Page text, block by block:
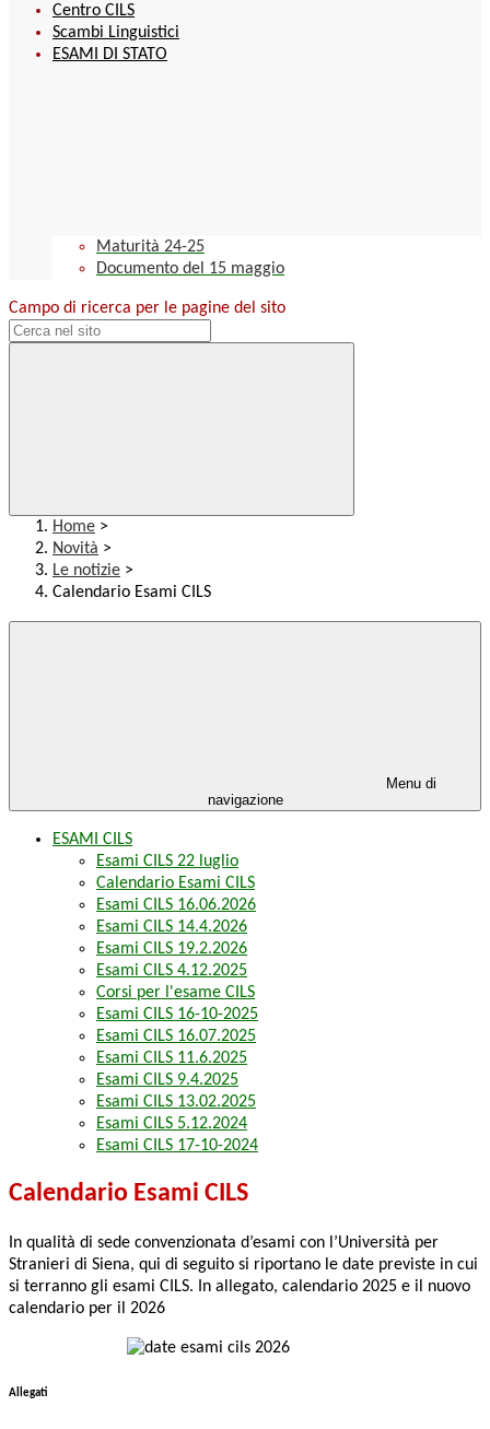
Centro CILS
Scambi Linguistici
ESAMI DI STATO
Maturità 24-25
Documento del 15 maggio
Campo di ricerca per le pagine del sito
Home >
Novità >
Le notizie >
Calendario Esami CILS
Menu di
navigazione
ESAMI CILS
Esami CILS 22 luglio
Calendario Esami CILS
Esami CILS 16.06.2026
Esami CILS 14.4.2026
Esami CILS 19.2.2026
Esami CILS 4.12.2025
Corsi per l'esame CILS
Esami CILS 16-10-2025
Esami CILS 16.07.2025
Esami CILS 11.6.2025
Esami CILS 9.4.2025
Esami CILS 13.02.2025
Esami CILS 5.12.2024
Esami CILS 17-10-2024
Calendario Esami CILS
In qualità di sede convenzionata d’esami con l’Università per
Stranieri di Siena, qui di seguito si riportano le date previste in cui
si terranno gli esami CILS. In allegato, calendario 2025 e il nuovo
calendario per il 2026
Allegati